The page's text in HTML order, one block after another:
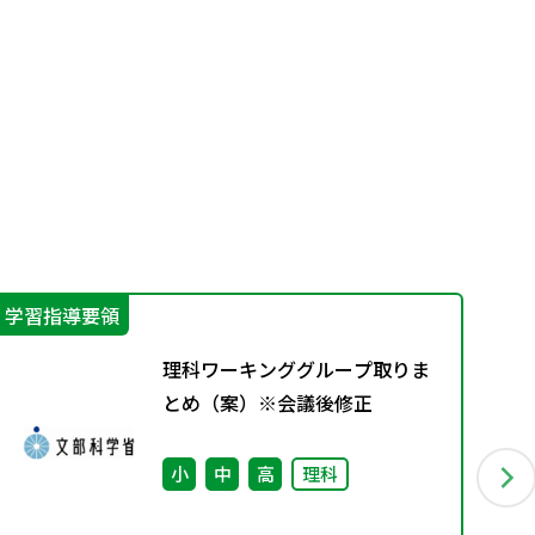
学習指導要領
理科ワーキンググループ取りま
とめ（案）※会議後修正
小 中 高 理科